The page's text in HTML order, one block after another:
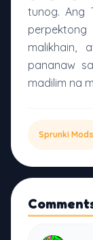
tunog. Ang
malikhain,
pananaw
madilim na
Sprunki Mods